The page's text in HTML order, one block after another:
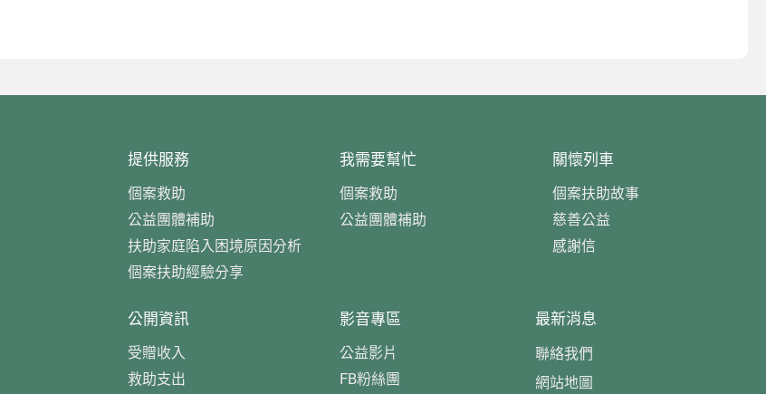
提供服務
個案救助
公益團體補助
扶助家庭陷入困境原因分析
個案扶助經驗分享
我需要幫忙
個案救助
公益團體補助
關懷列車
個案扶助故事
慈善公益
感謝信
公開資訊
受贈收入
救助支出
影音專區
公益影片
FB粉絲團
最新消息
聯絡我們
網站地圖